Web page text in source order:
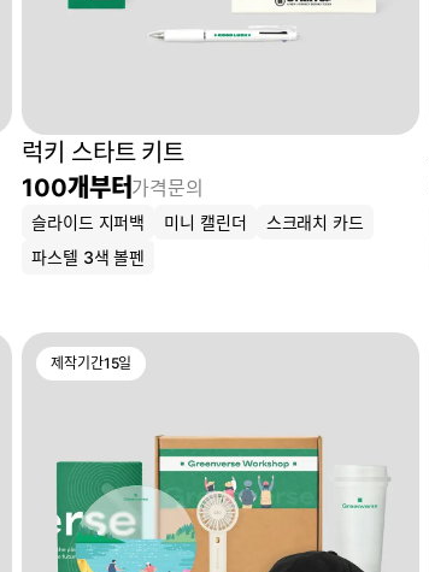
럭키 스타트 키트
100개부터 가격문의
슬라이드 지퍼백 미니 캘린더
스크래치 카드
파스텔 3색 볼펜
제작기간15일